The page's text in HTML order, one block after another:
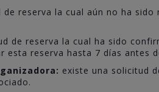
de reserva la cual aún no ha
de reserva la cual ha sido
esta reserva hasta 7 días antes
existe una solicitud